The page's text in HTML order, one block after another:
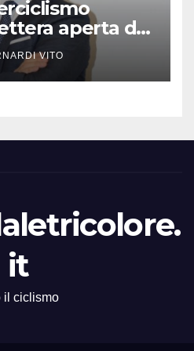
aperta del
VITO
it
il ciclismo